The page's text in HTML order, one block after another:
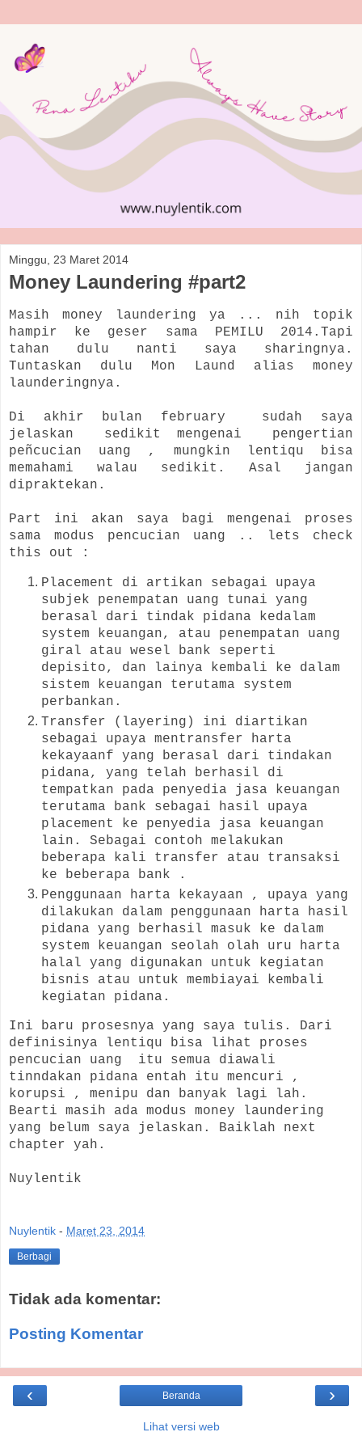
Minggu, 23 Maret 2014
Money Laundering #part2
Masih money laundering ya ... nih topik
hampir ke geser sama PEMILU 2014.Tapi
tahan dulu nanti saya sharingnya.
Tuntaskan dulu Mon Laund alias money
launderingnya.
Di akhir bulan february sudah saya
jelaskan sedikit mengenai pengertian
peñcucian uang , mungkin lentiqu bisa
memahami walau sedikit. Asal jangan
dipraktekan.
Part ini akan saya bagi mengenai proses
sama modus pencucian uang .. lets check
this out :
Placement di artikan sebagai upaya
subjek penempatan uang tunai yang
berasal dari tindak pidana kedalam
system keuangan, atau penempatan uang
giral atau wesel bank seperti
depisito, dan lainya kembali ke dalam
sistem keuangan terutama system
perbankan.
Transfer (layering) ini diartikan
sebagai upaya mentransfer harta
kekayaanf yang berasal dari tindakan
pidana, yang telah berhasil di
tempatkan pada penyedia jasa keuangan
terutama bank sebagai hasil upaya
placement ke penyedia jasa keuangan
lain. Sebagai contoh melakukan
beberapa kali transfer atau transaksi
ke beberapa bank .
Penggunaan harta kekayaan , upaya yang
dilakukan dalam penggunaan harta hasil
pidana yang berhasil masuk ke dalam
system keuangan seolah olah uru harta
halal yang digunakan untuk kegiatan
bisnis atau untuk membiayai kembali
kegiatan pidana.
Ini baru prosesnya yang saya tulis. Dari
definisinya lentiqu bisa lihat proses
pencucian uang itu semua diawali
tinndakan pidana entah itu mencuri ,
korupsi , menipu dan banyak lagi lah.
Bearti masih ada modus money laundering
yang belum saya jelaskan. Baiklah next
chapter yah.
Nuylentik
Nuylentik - Maret 23, 2014
Berbagi
Tidak ada komentar:
Posting Komentar
‹ ›
Beranda
Lihat versi web